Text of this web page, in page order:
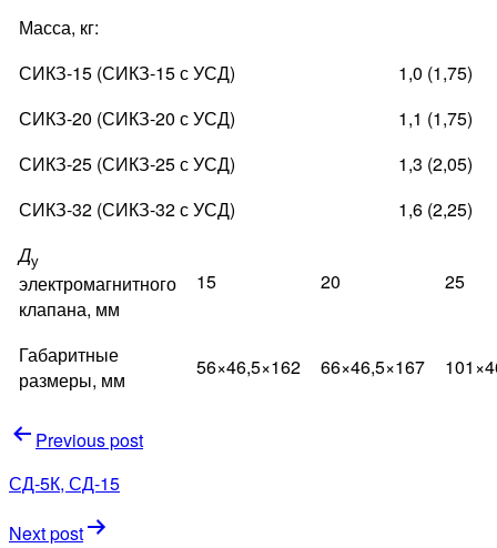
Масса, кг:
СИКЗ-15 (СИКЗ-15 с УСД)
1,0 (1,75)
СИКЗ-20 (СИКЗ-20 с УСД)
1,1 (1,75)
СИКЗ-25 (СИКЗ-25 с УСД)
1,3 (2,05)
СИКЗ-32 (СИКЗ-32 с УСД)
1,6 (2,25)
Ду
электромагнитного
клапана, мм
15 20 25
Габаритные
размеры, мм
56×46,5×162 66×46,5×167
Навигация
по
записям
Previous post
СД-5К, СД-15
Next post